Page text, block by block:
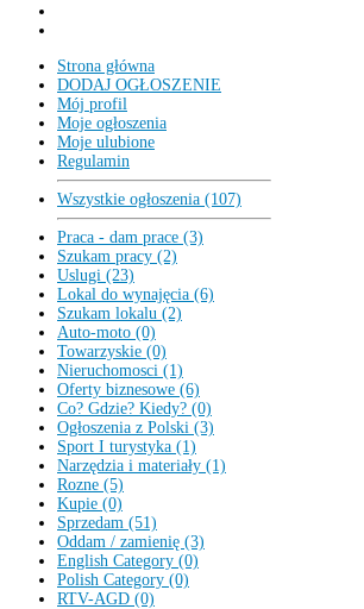
Strona główna
DODAJ OGŁOSZENIE
Mój profil
Moje ogłoszenia
Moje ulubione
Regulamin
Wszystkie ogłoszenia (107)
Praca - dam prace (3)
Szukam pracy (2)
Uslugi (23)
Lokal do wynajęcia (6)
Szukam lokalu (2)
Auto-moto (0)
Towarzyskie (0)
Nieruchomosci (1)
Oferty biznesowe (6)
Co? Gdzie? Kiedy? (0)
Ogłoszenia z Polski (3)
Sport I turystyka (1)
Narzędzia i materiały (1)
Rozne (5)
Kupie (0)
Sprzedam (51)
Oddam / zamienię (3)
English Category (0)
Polish Category (0)
RTV-AGD (0)